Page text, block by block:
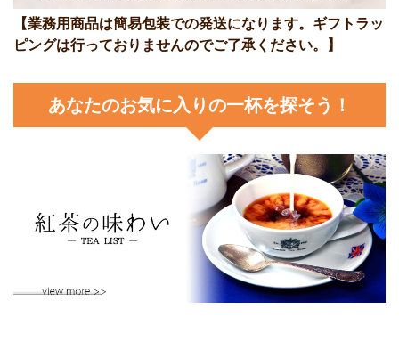
【業務用商品は簡易包装での発送になります。ギフトラッ
ピングは行っておりませんのでご了承ください。】
あなたのお気に入りの一杯を探そう！